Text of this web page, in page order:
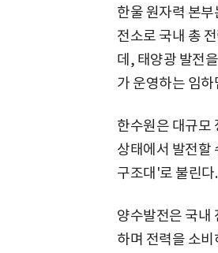
한울 원자력 본
전소로 국내 총
데, 태양광 발전
가 운영하는 임
한수원은 대규모
상태에서 발전할
구조대'로 불린다.
양수발전은 국내
하며 전력을 소